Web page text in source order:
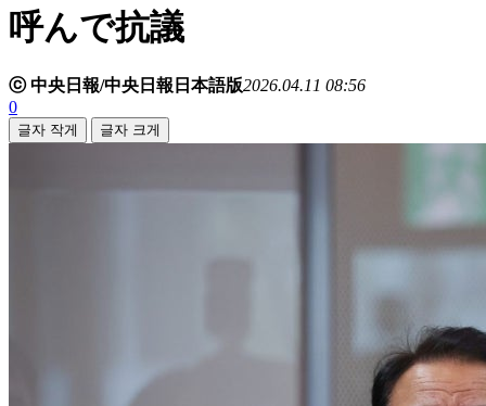
呼んで抗議
ⓒ 中央日報/中央日報日本語版2026.04.11 08:56
0
글자 작게 글자 크게